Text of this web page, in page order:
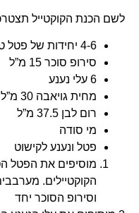
לשם הכנת הקוקטייל תצטרכו:
4-6 יחידות של פטל טרי
סירופ סוכר 15 מ”ל
6 עלי נענע
מחית גויאבה 30 מ”ל
רום לבן 37.5 מ”ל
מי סודה
פטל ונענע לקישוט
מוסיפים את הפטל
הקוקטיילים.
וסירופ הסוכר יחד